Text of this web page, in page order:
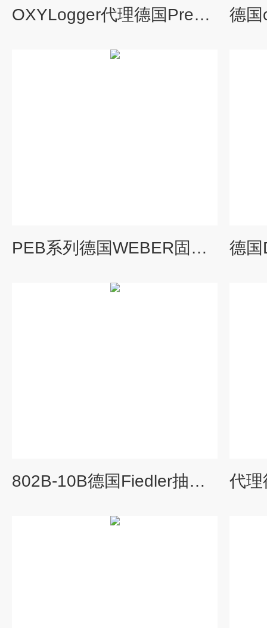
OXYLogger代理德国PreSens无线氧气测量系统
PEB系列德国WEBER固定式压装系统
802B-10B德国Fiedler抽吸系统